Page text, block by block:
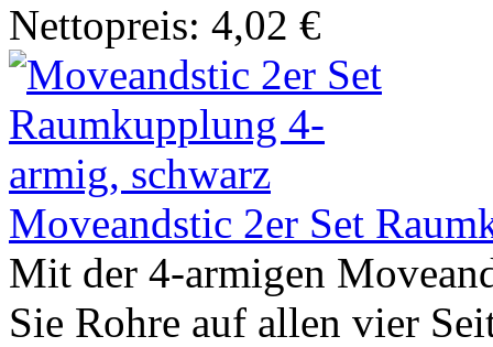
Nettopreis: 4,02 €
Moveandstic 2er Set
Mit der 4-armigen
Sie Rohre auf allen vier